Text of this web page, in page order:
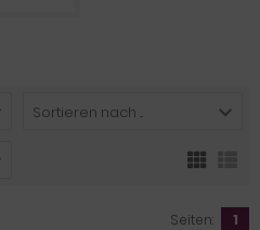
Sortieren nach ...
Seiten: 1